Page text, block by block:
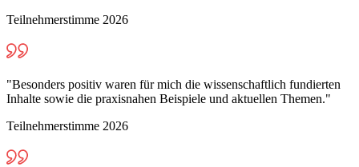
Teilnehmerstimme 2026
"Besonders positiv waren für mich die wissenschaftlich fundierten
Inhalte sowie die praxisnahen Beispiele und aktuellen Themen."
Teilnehmerstimme 2026